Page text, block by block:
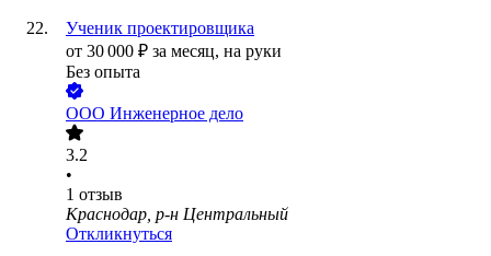
Ученик проектировщика
от 30 000 ₽ за месяц, на руки
Без опыта
ООО Инженерное дело
3.2
•
1 отзыв
Краснодар, р-н Центральный
Откликнуться